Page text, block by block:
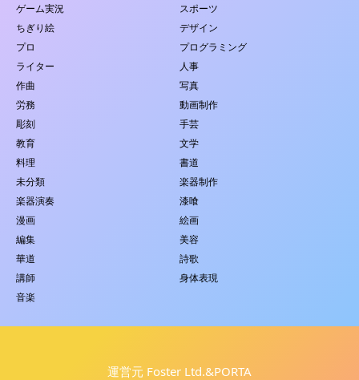
ゲーム実況
スポーツ
ちぎり絵
デザイン
プロ
プログラミング
ライター
人事
作曲
写真
労務
動画制作
彫刻
手芸
教育
文学
料理
書道
未分類
楽器制作
楽器演奏
漆喰
漫画
絵画
編集
美容
華道
詩歌
講師
身体表現
音楽
運営元 Foster Ltd.&PORTA